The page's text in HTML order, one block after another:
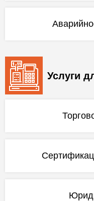
Услуги